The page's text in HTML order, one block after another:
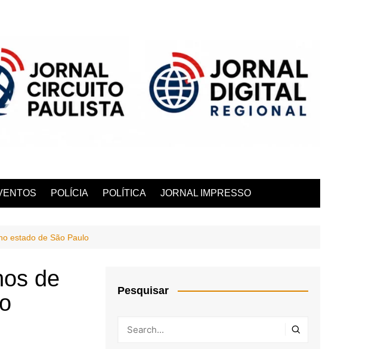
POLÍCIA POLÍTICA JORNAL IMPRESSO
estado de São Paulo
de
Pesquisar